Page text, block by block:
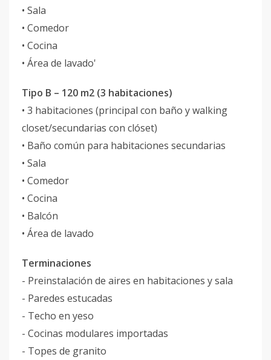
• Sala
• Comedor
• Cocina
• Área de lavado'
Tipo B – 120 m2 (3 habitaciones)
• 3 habitaciones (principal con baño y walking
closet/secundarias con clóset)
• Baño común para habitaciones secundarias
• Sala
• Comedor
• Cocina
• Balcón
• Área de lavado
Terminaciones
- Preinstalación de aires en habitaciones y sala
- Paredes estucadas
- Techo en yeso
- Cocinas modulares importadas
- Topes de granito